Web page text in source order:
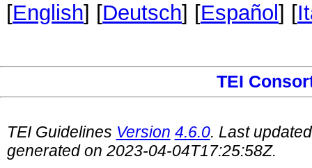
[English] [Deutsch] [Español ] [
TEI
TEI Guidelines Version 4.6.0. Last
generated on 2023-04-04T17:25:58Z.